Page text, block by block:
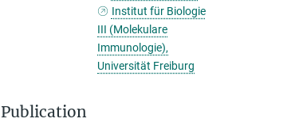
Institut für Biologie
III (Molekulare
Immunologie),
Universität Freiburg
Publication